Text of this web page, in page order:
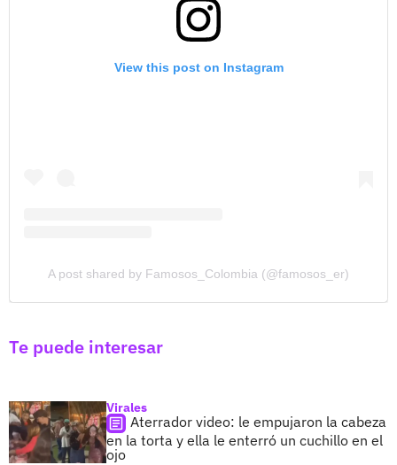
View this post on Instagram
A post shared by Famosos_Colombia (@famosos_er)
Te puede interesar
Virales
Aterrador video: le empujaron la cabeza
en la torta y ella le enterró un cuchillo en el
ojo